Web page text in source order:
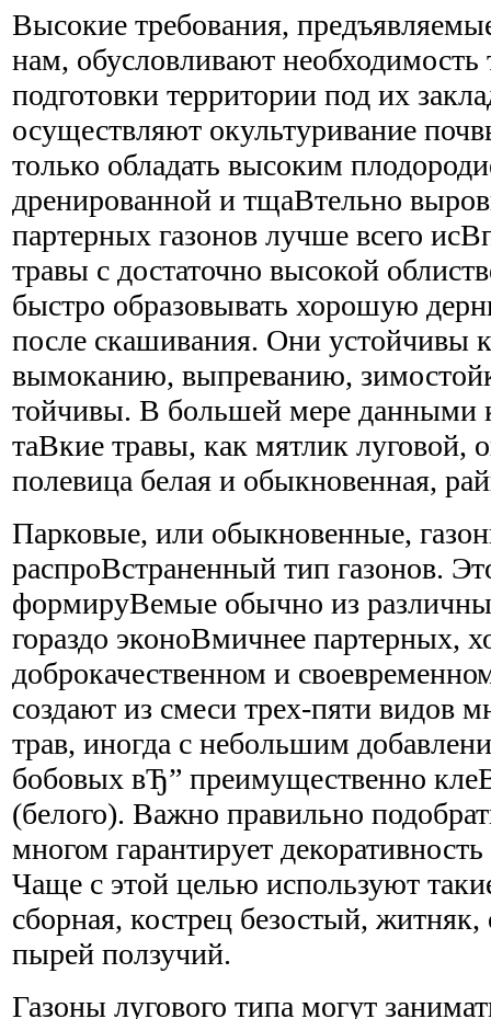
Высокие требования,
нам, обусловливают необходимость
подготовки территории под их
осуществляют окультуривание
только обладать высоким
дренированной и тщаВ­тельно
партерных газонов лучше всего
травы с достаточно высокой
быстро образовывать хорошую
после скашивания. Они устойчивы
вымоканию, выпреванию,
тойчивы. В большей мере данными
таВ­кие травы, как мятлик луговой,
полевица белая и обыкновенная,
Парковые, или обыкновенные,
распроВ­страненный тип газонов.
формируВ­емые обычно из
гораздо эконоВ­мичнее партерных,
доброкачественном и
создают из смеси трех-пяти видов
трав, иногда с небольшим
бобовых вЂ” преимущественно
(белого). Важно правильно
многом гарантирует
Чаще с этой целью используют
сборная, кострец безостый, житняк,
пырей ползучий.
Газоны лугового типа могут